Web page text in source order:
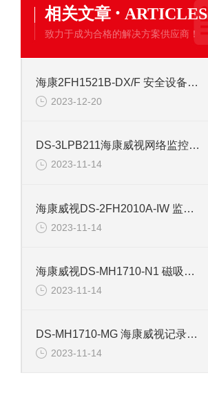
相关文章 · ARTICLES
致力于成为合格的解决方案供应商！
海康2FH1521B-DX/F 安全设备配件安防
2023-12-20
DS-3LPB211海康威视网络监控安防配件
2023-11-14
海康威视DS-2FH2010A-IW 监控摄像机配件
2023-11-14
海康威视DS-MH1710-N1 磁吸背夹记录仪配件
2023-11-14
DS-MH1710-MG 海康威视记录仪磁吸背夹配件
2023-11-14